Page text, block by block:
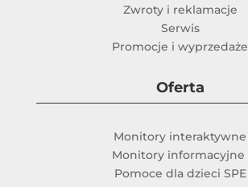
Zwroty i reklamacje
Serwis
Promocje i wyprzedaże
Oferta
Monitory interaktywne
Monitory informacyjne
Pomoce dla dzieci SPE